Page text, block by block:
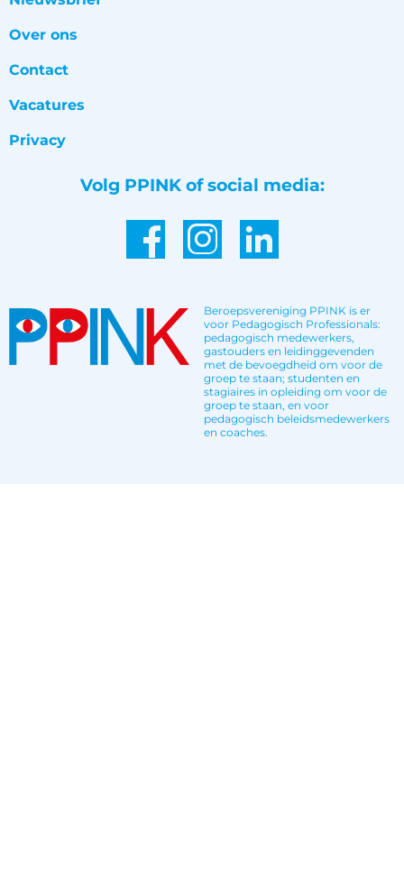
Over ons
Contact
Vacatures
Privacy
Volg PPINK of social media:
Beroepsvereniging PPINK is er
voor Pedagogisch Professionals:
pedagogisch medewerkers,
gastouders en leidinggevenden
met de bevoegdheid om voor de
groep te staan; studenten en
stagiaires in opleiding om voor de
groep te staan, en voor
pedagogisch beleidsmedewerkers
en coaches.